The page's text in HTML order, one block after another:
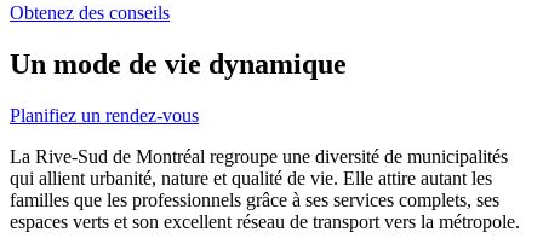
Obtenez des conseils
Un mode de vie dynamique
Planifiez un rendez-vous
La Rive-Sud de Montréal regroupe une diversité de municipalités
qui allient urbanité, nature et qualité de vie. Elle attire autant les
familles que les professionnels grâce à ses services complets, ses
espaces verts et son excellent réseau de transport vers la métropole.